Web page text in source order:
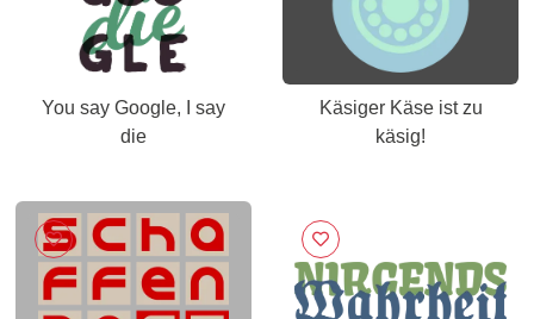
You say Google, I say
die
Käsiger Käse ist zu
käsig!